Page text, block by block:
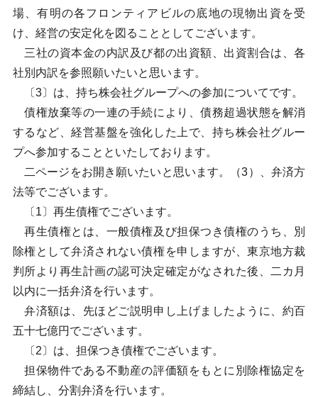
場、有明の各フロンティアビルの底地の現物出資を受
け、経営の安定化を図ることとしてございます。
三社の資本金の内訳及び都の出資額、出資割合は、各
社別内訳を参照願いたいと思います。
〔3〕は、持ち株会社グループへの参加についてです。
債権放棄等の一連の手続により、債務超過状態を解消
するなど、経営基盤を強化した上で、持ち株会社グルー
プへ参加することといたしております。
二ページをお開き願いたいと思います。（3）、弁済方
法等でございます。
〔1〕再生債権でございます。
再生債権とは、一般債権及び担保つき債権のうち、別
除権として弁済されない債権を申しますが、東京地方裁
判所より再生計画の認可決定確定がなされた後、二カ月
以内に一括弁済を行います。
弁済額は、先ほどご説明申し上げましたように、約百
五十七億円でございます。
〔2〕は、担保つき債権でございます。
担保物件である不動産の評価額をもとに別除権協定を
締結し、分割弁済を行います。